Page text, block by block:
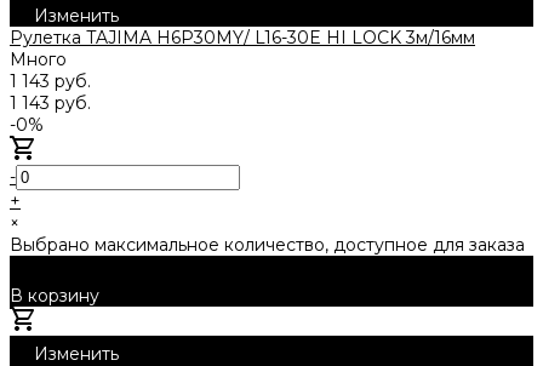
Изменить
Рулетка TAJIMA H6P30MY/ L16-30E HI LOCK 3м/16мм
Много
1 143 руб.
1 143 руб.
-0%
-
+
×
Выбрано максимальное количество, доступное для заказа
В корзину
Изменить